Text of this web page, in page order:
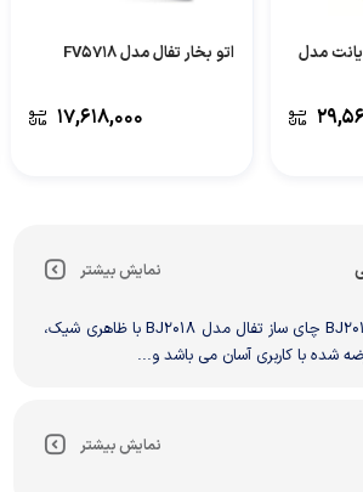
مدل
اتو بخار تفال مدل FV5718
۱۷,۶۱۸,۰۰۰
نمایش بیشتر
چای ساز تفال مدل BJ2018 چای ساز تفال مدل BJ2018 با ظاهری شیک،
شده با کاربری آسان می باشد و...
نمایش بیشتر